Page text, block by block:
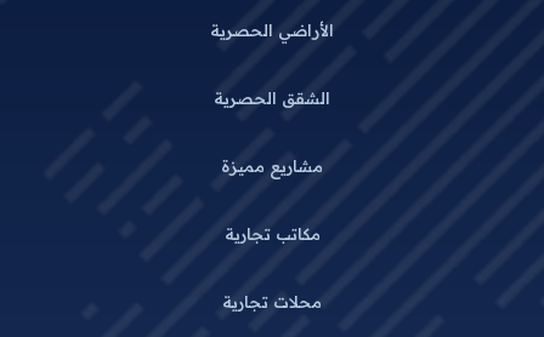
الأراضي الحصرية
الشقق الحصرية
مشاريع مميزة
مكاتب تجارية
محلات تجارية